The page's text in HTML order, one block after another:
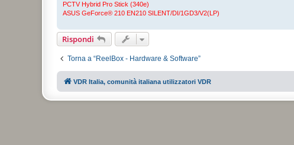
PCTV Hybrid Pro Stick (340e)
ASUS GeForce® 210 EN210 SILENT/DI/1GD3/V2(LP)
Rispondi
Torna a “ReelBox - Hardware & Software”
VDR Italia, comunità italiana utilizzatori VDR